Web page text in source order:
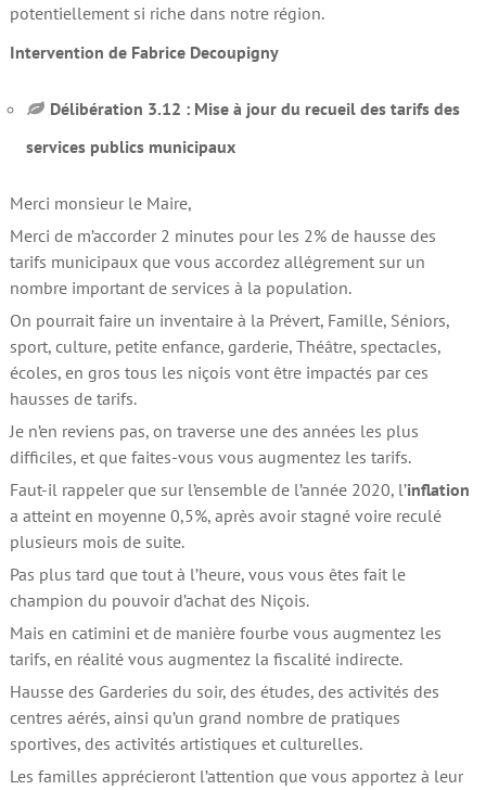
potentiellement si riche dans notre région.
Intervention de Fabrice Decoupigny
Délibération 3.12 : Mise à jour du recueil des tarifs des
services publics municipaux
Merci monsieur le Maire,
Merci de m’accorder 2 minutes pour les 2% de hausse des
tarifs municipaux que vous accordez allégrement sur un
nombre important de services à la population.
On pourrait faire un inventaire à la Prévert, Famille, Séniors,
sport, culture, petite enfance, garderie, Théâtre, spectacles,
écoles, en gros tous les niçois vont être impactés par ces
hausses de tarifs.
Je n’en reviens pas, on traverse une des années les plus
difficiles, et que faites-vous vous augmentez les tarifs.
Faut-il rappeler que sur l’ensemble de l’année 2020, l’inflation
a atteint en moyenne 0,5%, après avoir stagné voire reculé
plusieurs mois de suite.
Pas plus tard que tout à l’heure, vous vous êtes fait le
champion du pouvoir d’achat des Niçois.
Mais en catimini et de manière fourbe vous augmentez les
tarifs, en réalité vous augmentez la fiscalité indirecte.
Hausse des Garderies du soir, des études, des activités des
centres aérés, ainsi qu’un grand nombre de pratiques
sportives, des activités artistiques et culturelles.
Les familles apprécieront l’attention que vous apportez à leur